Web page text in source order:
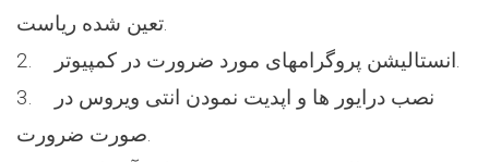
3. نصب درایور ها و اپدیت نمودن انتی ویروس در